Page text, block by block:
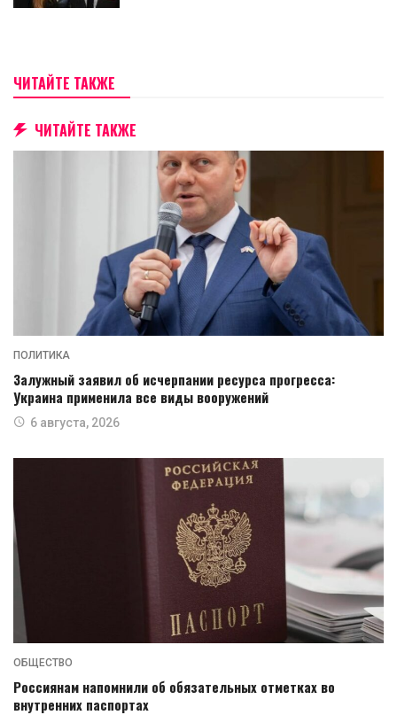
ЧИТАЙТЕ ТАКЖЕ
ЧИТАЙТЕ ТАКЖЕ
ПОЛИТИКА
Залужный заявил об исчерпании ресурса прогресса:
Украина применила все виды вооружений
6 августа, 2026
ОБЩЕСТВО
Россиянам напомнили об обязательных отметках во
внутренних паспортах